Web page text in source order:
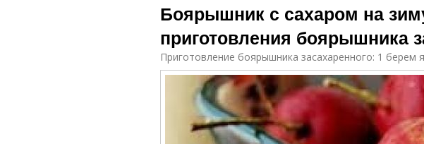
Компот из
вишни
Вишневой
компот
Вишневый
компот
Компот из айвы
Боярышник с сахаром на
приготовления боярышника
Приготовление боярышника засахаренного: 1 берем